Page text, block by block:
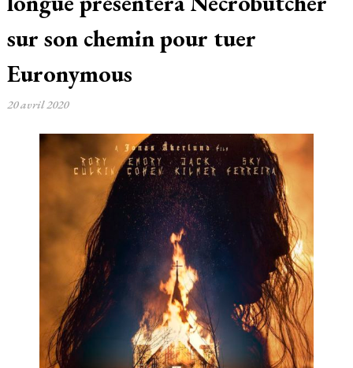
sur son chemin pour tuer
Euronymous
20 avril 2020